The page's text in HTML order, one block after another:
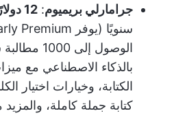
جرامارلي بريميوم: 12 دولارًا أمريكيًا
الوصول
بالذكاء الاصطناعي مع
الكتابة، وخيارات اختيار
كتابة جملة كاملة،